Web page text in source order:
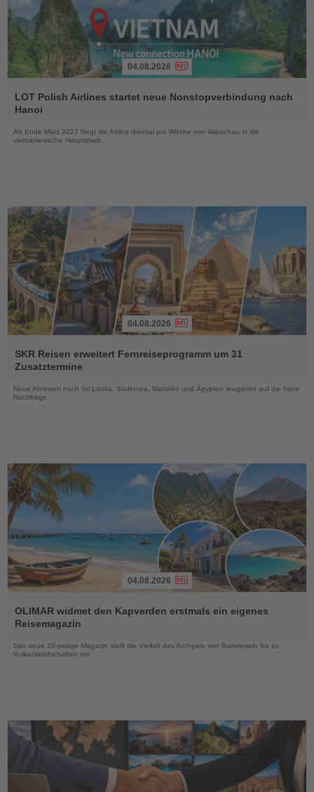
Sie
die
04.08.2026
LOT Polish Airlines startet neue Nonstopverbindung nach
Hanoi
Ab Ende März 2027 fliegt die Airline dreimal pro Woche von Warschau in die
vietnamesische Hauptstadt
Sie
die
04.08.2026
SKR Reisen erweitert Fernreiseprogramm um 31
Zusatztermine
Neue Abreisen nach Sri Lanka, Südkorea, Marokko und Ägypten reagieren auf die hohe
Nachfrage
Sie
die
Nachrichten
04.08.2026
OLIMAR widmet den Kapverden erstmals ein eigenes
Reisemagazin
Das neue 20-seitige Magazin stellt die Vielfalt des Archipels von Badeinseln bis zu
Vulkanlandschaften vor